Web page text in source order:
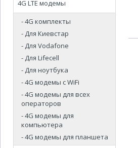
4G LTE модемы
- 4G комплекты
- Для Киевстар
- Для Vodafone
- Для Lifecell
- Для ноутбука
- 4G модемы с WiFi
- 4G модемы для всех
операторов
- 4G модемы для
компьютера
- 4G модемы для планшета